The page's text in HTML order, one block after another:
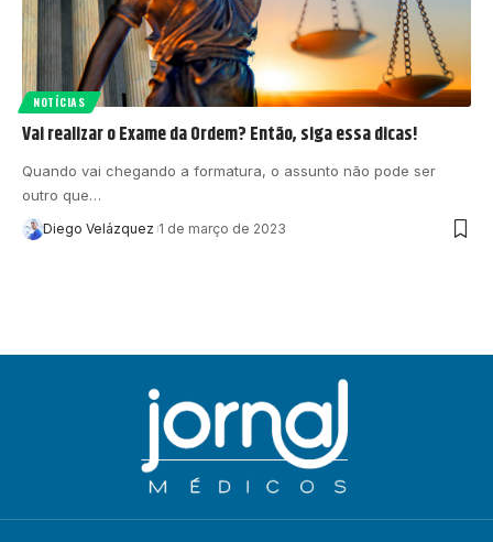
NOTÍCIAS
Vai realizar o Exame da Ordem? Então, siga essa dicas!
Quando vai chegando a formatura, o assunto não pode ser
outro que…
Diego Velázquez 1 de março de 2023